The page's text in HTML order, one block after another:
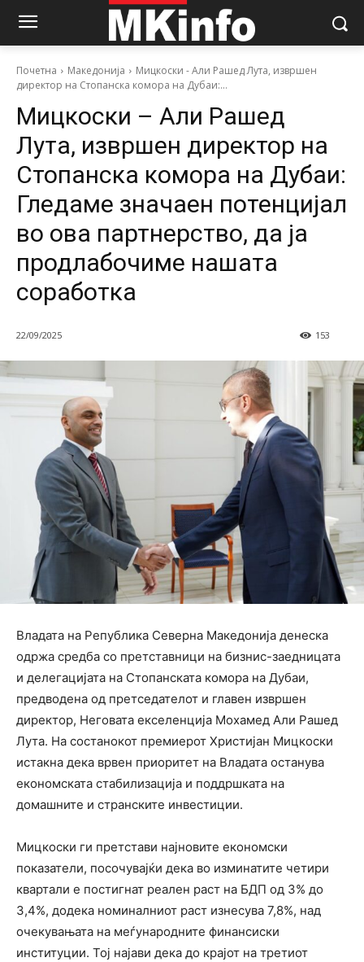
Почетна Македонија
Мицкоски - Али Рашед Лута, извршен
директор на Стопанска комора на Дубаи:...
Мицкоски – Али Рашед
Лута, извршен директор на
Стопанска комора на Дубаи:
Гледаме значаен потенцијал
во ова партнерство, да ја
продлабочиме нашата
соработка
22/09/2025 153
Владата на Република Северна Македонија денеска
одржа средба со претставници на бизнис-заедницата
и делегацијата на Стопанската комора на Дубаи,
предводена од претседателот и главен извршен
директор, Неговата екселенција Мохамед Али Рашед
Лута. На состанокот премиерот Христијан Мицкоски
истакна дека врвен приоритет на Владата останува
економската стабилизација и поддршката на
домашните и странските инвестиции.
Мицкоски ги претстави најновите економски
показатели, посочувајќи дека во изминатите четири
квартали е постигнат реален раст на БДП од 3% до
3,4%, додека номиналниот раст изнесува 7,8%, над
очекувањата на меѓународните финансиски
институции. Тој најави дека до крајот на третиот